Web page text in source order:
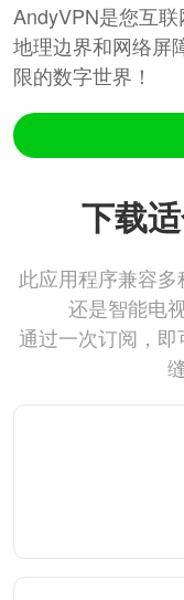
AndyVPN是您互
地理边界和网络屏
限的数字世界！
下载
此应用程序兼容
还是智能电
通过一次订阅，